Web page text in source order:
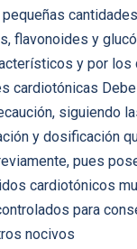
flavonoides y
y por los
cardiotónicas
siguiendo
y dosificación
pues
cardiotónicos
para
nocivos